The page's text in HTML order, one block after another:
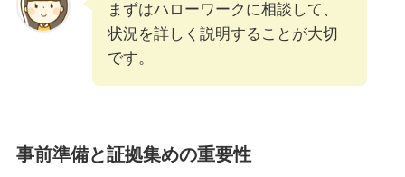
まずはハローワークに相談して、
状況を詳しく説明することが大切
です。
事前準備と証拠集めの重要性